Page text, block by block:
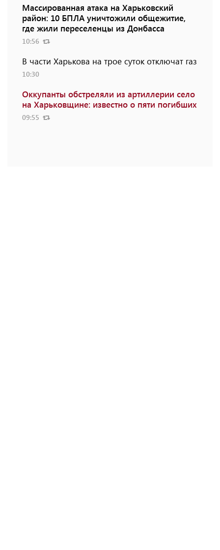
Массированная атака на Харьковский
район: 10 БПЛА уничтожили общежитие,
где жили переселенцы из Донбасса
10:56
В части Харькова на трое суток отключат газ
10:30
Оккупанты обстреляли из артиллерии село
на Харьковщине: известно о пяти погибших
09:55